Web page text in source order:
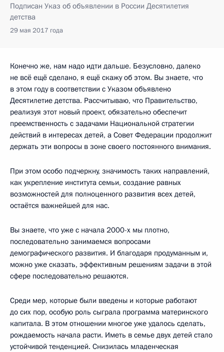
Подписан Указ об объявлении в России Десятилетия
детства
29 мая 2017 года
Конечно же, нам надо идти дальше. Безусловно, далеко
не всё ещё сделано, я ещё скажу об этом. Вы знаете, что
в этом году в соответствии с Указом объявлено
Десятилетие детства. Рассчитываю, что Правительство,
реализуя этот новый проект, обязательно обеспечит
преемственность с задачами Национальной стратегии
действий в интересах детей, а Совет Федерации продолжит
держать эти вопросы в зоне своего постоянного внимания.
При этом особо подчеркну, значимость таких направлений,
как укрепление института семьи, создание равных
возможностей для полноценного развития всех детей,
остаётся важнейшей для нас.
Вы знаете, что уже с начала 2000-х мы плотно,
последовательно занимаемся вопросами
демографического развития. И благодаря продуманным и,
можно уже сказать, эффективным решениям задачи в этой
сфере последовательно решаются.
Среди мер, которые были введены и которые работают
до сих пор, особую роль сыграла программа материнского
капитала. В этом отношении многое уже удалось сделать,
рождаемость начала расти. Иметь в семье двух детей стало
устойчивой тенденцией. Снизилась младенческая